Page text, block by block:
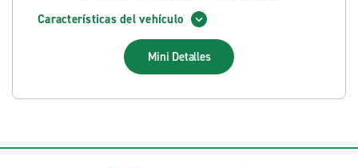
Características del vehículo
Mini Detalles